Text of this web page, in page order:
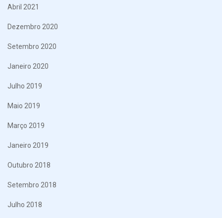
Abril 2021
Dezembro 2020
Setembro 2020
Janeiro 2020
Julho 2019
Maio 2019
Março 2019
Janeiro 2019
Outubro 2018
Setembro 2018
Julho 2018